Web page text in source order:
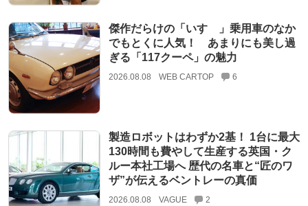
傑作だらけの「いすゞ」乗用車のなか
でもとくに人気！ あまりにも美し過
ぎる「117クーペ」の魅力
2026.08.08 WEB CARTOP 6
製造ロボットはわずか2基！ 1台に最大
130時間も費やして生産する英国・ク
ルー本社工場へ 歴代の名車と“匠のワ
ザ”が伝えるベントレーの真価
2026.08.08 VAGUE 2